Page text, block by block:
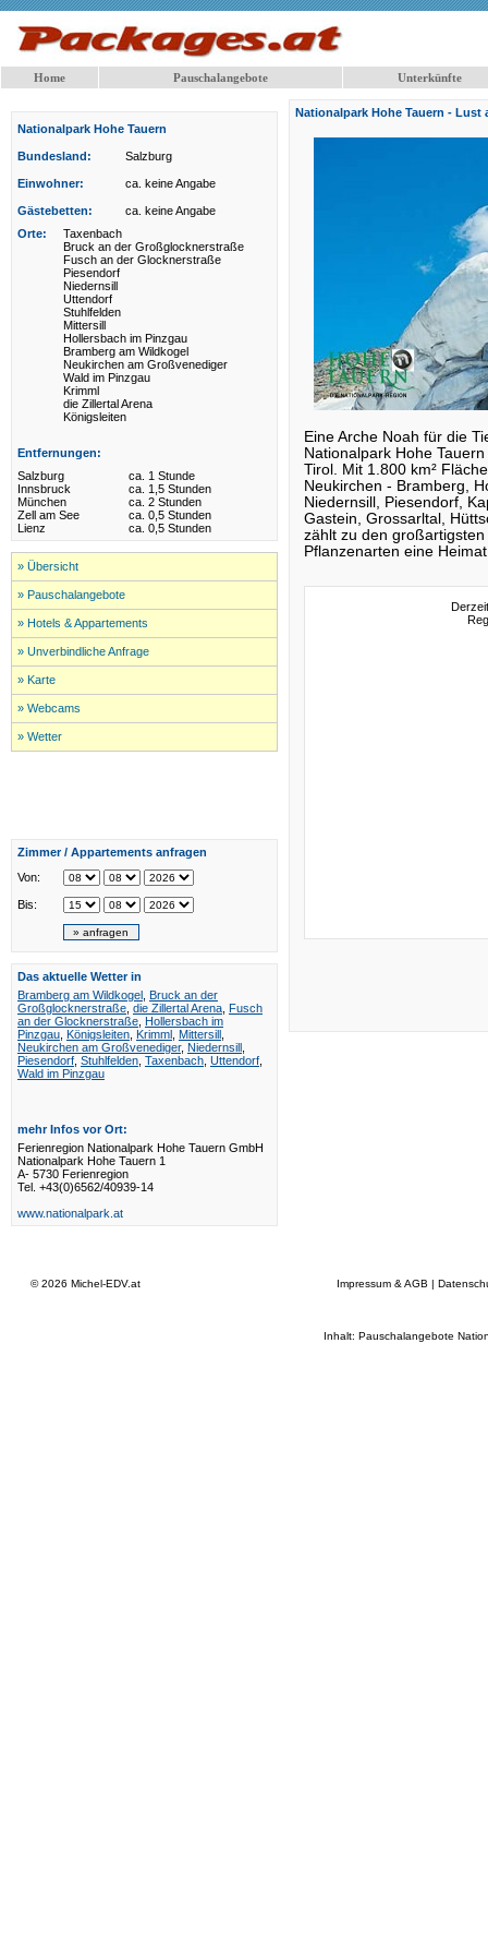
Home Pauschalangebote Unterkünfte
Nationalpark Hohe Tauern
Bundesland: Salzburg
Einwohner: ca. keine Angabe
Gästebetten:
ca. keine Angabe
Orte:
Taxenbach
Bruck an der Großglocknerstraße
Fusch an der Glocknerstraße
Piesendorf
Niedernsill
Uttendorf
Stuhlfelden
Mittersill
Hollersbach im Pinzgau
Bramberg am Wildkogel
Neukirchen am Großvenediger
Wald im Pinzgau
Krimml
die Zillertal Arena
Königsleiten
Entfernungen:
Salzburg
ca. 1 Stunde
Innsbruck
ca. 1,5 Stunden
München
ca. 2 Stunden
Zell am See
ca. 0,5 Stunden
Lienz
ca. 0,5 Stunden
» Übersicht
» Pauschalangebote
» Hotels & Appartements
» Unverbindliche Anfrage
» Karte
» Webcams
» Wetter
Zimmer / Appartements anfragen
Von:
Bis:
Das aktuelle Wetter in
Bramberg am Wildkogel Bruck an der
Großglocknerstraße die Zillertal Arena Fusch
an der Glocknerstraße Hollersbach im
Pinzgau Königsleiten Krimml Mittersill
Neukirchen am Großvenediger, Niedernsill
Piesendorf Stuhlfelden Taxenbach Uttendorf
Wald im Pinzgau
mehr Infos vor Ort:
Ferienregion Nationalpark Hohe Tauern GmbH
Nationalpark Hohe Tauern 1
A- 5730 Ferienregion
Tel. +43(0)6562/40939-14
www.nationalpark.at
Nationalpark Hohe Tauern - Lust
Eine Arche Noah für die
Nationalpark Hohe
Tirol. Mit 1.800 km²
Neukirchen - Bramberg,
Niedernsill, Piesendorf,
Gastein, Grossarltal,
zählt zu den
Pflanzenarten eine
© 2026 Michel-EDV.at Impressum & AGB |
Inhalt: Pauschalangebote